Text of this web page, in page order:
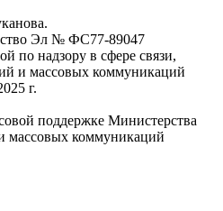
Эл № ФС77-89047
по надзору в сфере связи,
и массовых коммуникаций
г.
поддержке Министерства
массовых коммуникаций